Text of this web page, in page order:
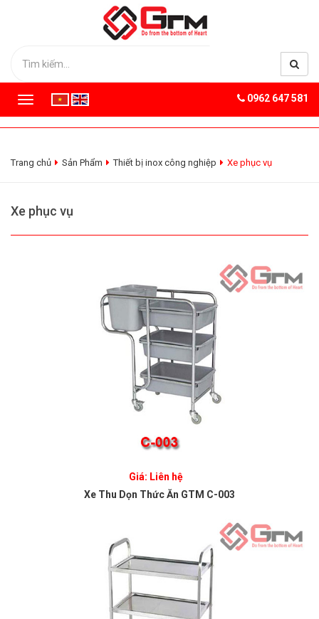
T
o
g
v
0962 647 581
Trang chủ Sản Phẩm Thiết bị inox công nghiệp Xe phục vụ
Xe phục vụ
Giá: Liên hệ
Xe Thu Dọn Thức Ăn GTM C-003